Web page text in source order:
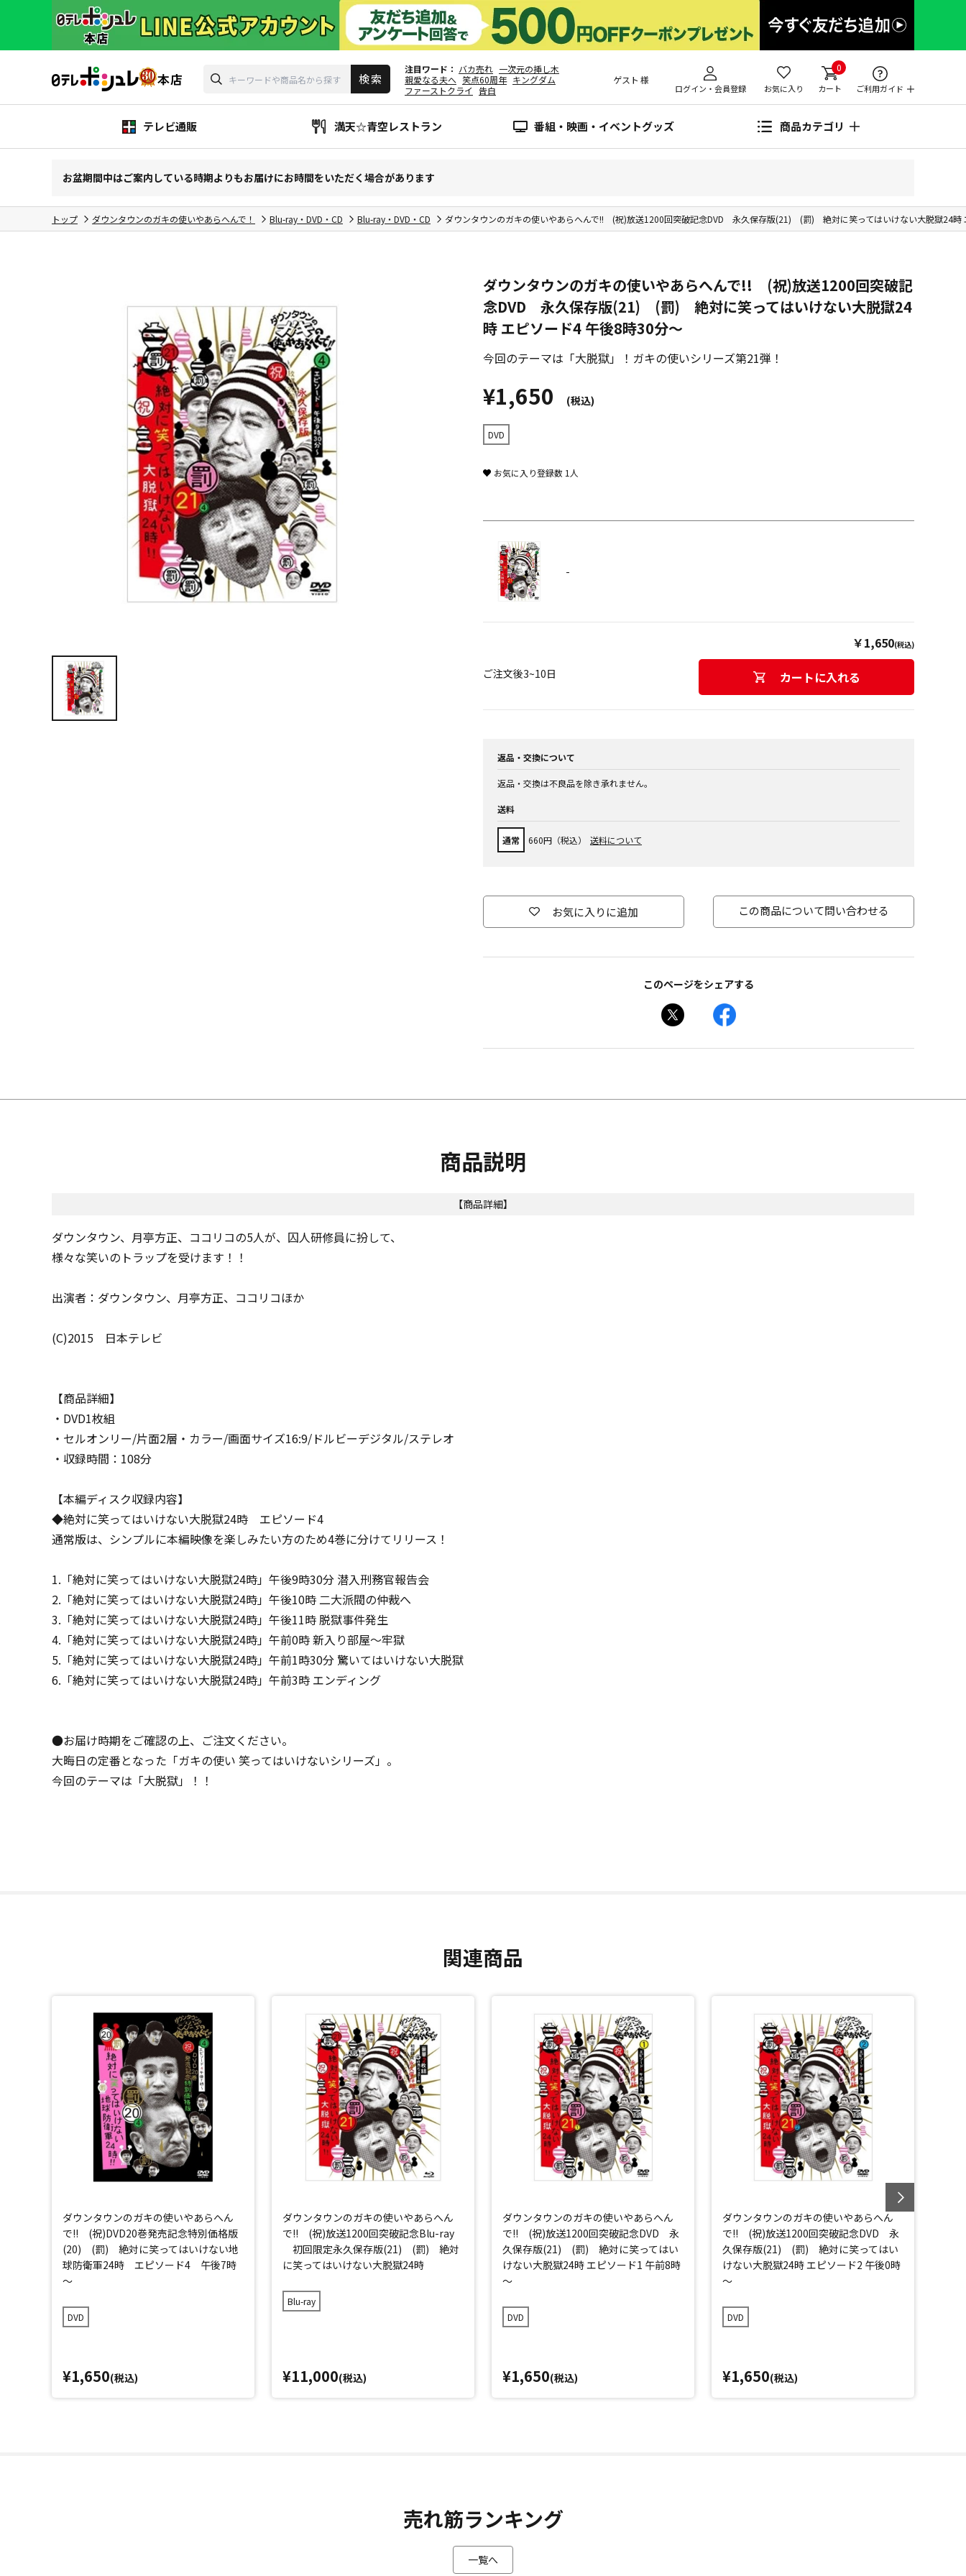
注目ワード バカ売れ 一次元の挿し木
親愛なる夫へ 笑点60周年 キングダム
ファーストクライ
告白
ゲスト 様
ログイン・会員登録 お気に入り
0
カート ご利用ガイド
テレビ通販 満天☆青空レストラン 番組・映画・イベントグッズ 商品カテゴリ
お盆期間中はご案内している時期よりもお届けにお時間をいただく場合があります
トップ ダウンタウンのガキの使いやあらへんで！ Blu-ray・DVD・CD Blu-ray・DVD・CD ダウンタウンのガキの使いやあらへんで!! (祝)放送1200回突破記念DVD 永久保存版(21) (罰) 絶対に笑ってはいけない大脱獄24時
ダウンタウンのガキの使いやあらへんで!! (祝)放送1200回突破記
念DVD 永久保存版(21) (罰) 絶対に笑ってはいけない大脱獄24
時 エピソード4 午後8時30分～
今回のテーマは「大脱獄」！ガキの使いシリーズ第21弾！
¥1,650 (税込)
DVD
お気に入り登録数 1 人
-
￥1,650(税込)
ご注文後3~10日 カートに入れる
返品・交換について
返品・交換は不良品を除き承れません。
送料
通常 660円（税込） 送料について
お気に入りに追加 この商品について問い合わせる
このページをシェアする
商品説明
【商品詳細】
ダウンタウン、月亭方正、ココリコの5人が、囚人研修員に扮して、
様々な笑いのトラップを受けます！！
出演者：ダウンタウン、月亭方正、ココリコほか
(C)2015 日本テレビ
【商品詳細】
・DVD1枚組
・セルオンリー/片面2層・カラー/画面サイズ16:9/ドルビーデジタル/ステレオ
・収録時間：108分
【本編ディスク収録内容】
◆絶対に笑ってはいけない大脱獄24時 エピソード4
通常版は、シンプルに本編映像を楽しみたい方のため4巻に分けてリリース！
1.「絶対に笑ってはいけない大脱獄24時」午後9時30分 潜入刑務官報告会
2.「絶対に笑ってはいけない大脱獄24時」午後10時 二大派閥の仲裁へ
3.「絶対に笑ってはいけない大脱獄24時」午後11時 脱獄事件発生
4.「絶対に笑ってはいけない大脱獄24時」午前0時 新入り部屋～牢獄
5.「絶対に笑ってはいけない大脱獄24時」午前1時30分 驚いてはいけない大脱獄
6.「絶対に笑ってはいけない大脱獄24時」午前3時 エンディング
●お届け時期をご確認の上、ご注文ください。
大晦日の定番となった「ガキの使い 笑ってはいけないシリーズ」。
今回のテーマは「大脱獄」！！
関連商品
ダウンタウンのガキの使いやあらへん
で!! (祝)DVD20巻発売記念特別価格版
(20) (罰) 絶対に笑ってはいけない地
球防衛軍24時 エピソード4 午後7時
～
DVD
¥1,650(税込)
ダウンタウンのガキの使いやあらへん
で!! (祝)放送1200回突破記念Blu-ray
初回限定永久保存版(21) (罰) 絶対
に笑ってはいけない大脱獄24時
Blu-ray
¥11,000(税込)
ダウンタウンのガキの使いやあらへん
で!! (祝)放送1200回突破記念DVD 永
久保存版(21) (罰) 絶対に笑ってはい
けない大脱獄24時 エピソード1 午前8時
～
DVD
¥1,650(税込)
ダウンタウンのガキの使いやあらへん
で!! (祝)放送1200回突破記念DVD 永
久保存版(21) (罰) 絶対に笑ってはい
けない大脱獄24時 エピソード2 午後0時
～
DVD
¥1,650(税込)
売れ筋ランキング
一覧へ